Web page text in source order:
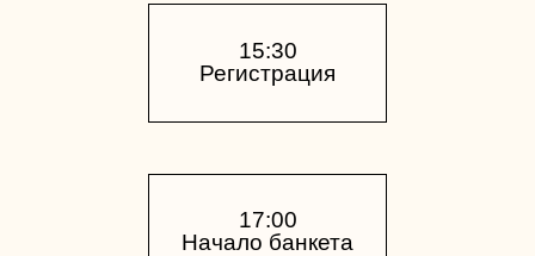
15:30
Регистрация
17:00
Начало банкета